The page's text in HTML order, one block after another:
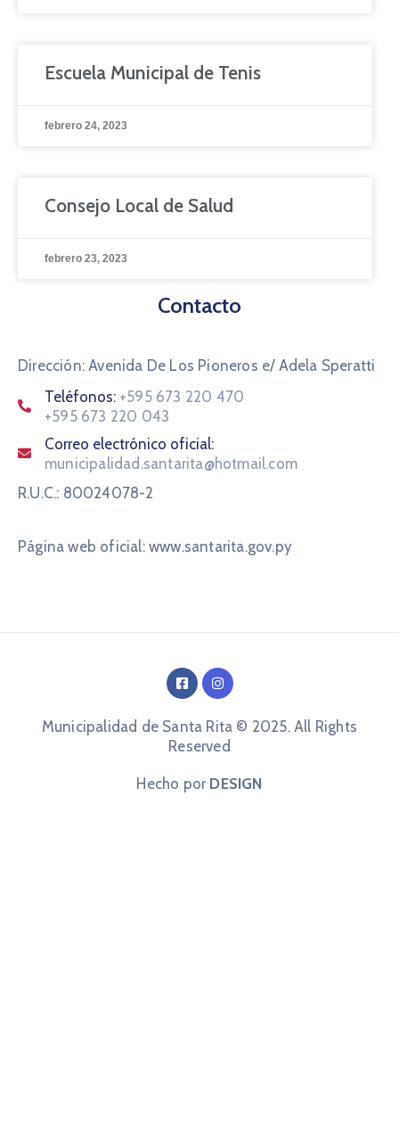
Escuela Municipal de Tenis
febrero 24, 2023
Consejo Local de Salud
febrero 23, 2023
Contacto
Dirección: Avenida De Los Pioneros e/ Adela Speratti
Teléfonos: +595 673 220 470
+595 673 220 043
Correo electrónico oficial:
municipalidad.santarita@hotmail.com
R.U.C.: 80024078-2
Página web oficial: www.santarita.gov.py
Municipalidad de Santa Rita © 2025. All Rights
Reserved
Hecho por DESIGN